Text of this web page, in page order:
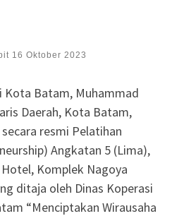
16 Oktober 2023
Kota Batam, Muhammad
Daerah, Kota Batam,
resmi Pelatihan
Angkatan 5 (Lima),
Komplek Nagoya
ditaja oleh Dinas Koperasi
“Menciptakan Wirausaha